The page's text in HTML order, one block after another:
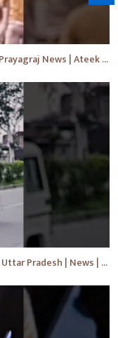
अबान अहमद का शव पहुंचते ही बिगड़े भीड़ के हालात | Prayagraj News | Ateek Ahmad | #shorts #yt #news
पूर्व सांसद अतीक का बेटा अहमद अली पहुंचे फतेहपुर | Uttar Pradesh | News | #shorts #yt #news #upnews